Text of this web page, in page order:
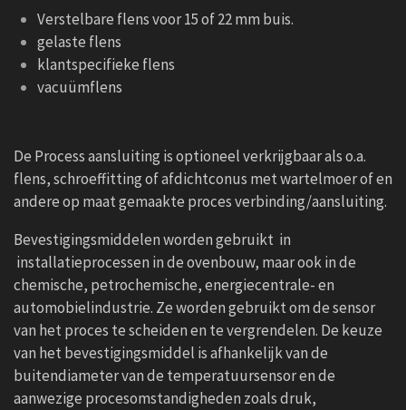
Verstelbare flens voor 15 of 22 mm buis.
gelaste flens
klantspecifieke flens
vacuümflens
De Process aansluiting is optioneel verkrijgbaar als o.a.
flens, schroeffitting of afdichtconus met wartelmoer of en
andere op maat gemaakte proces verbinding/aansluiting.
Bevestigingsmiddelen worden gebruikt in
installatieprocessen in de ovenbouw, maar ook in de
chemische, petrochemische, energiecentrale- en
automobielindustrie. Ze worden gebruikt om de sensor
van het proces te scheiden en te vergrendelen. De keuze
van het bevestigingsmiddel is afhankelijk van de
buitendiameter van de temperatuursensor en de
aanwezige procesomstandigheden zoals druk,